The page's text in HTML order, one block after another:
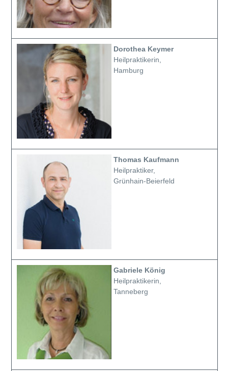
Dorothea Keymer
Heilpraktikerin,
Hamburg
Thomas Kaufmann
Heilpraktiker,
Grünhain-Beierfeld
Gabriele König
Heilpraktikerin,
Tanneberg